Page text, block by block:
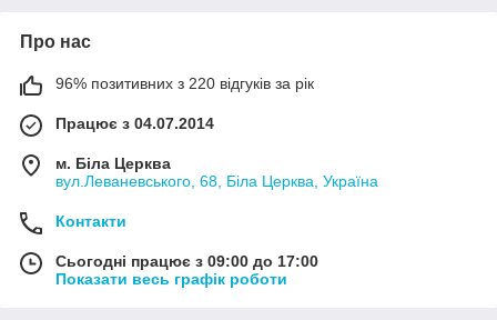
Про нас
96% позитивних з 220 відгуків за рік
Працює з 04.07.2014
м. Біла Церква
вул.Леваневського, 68, Біла Церква, Україна
Контакти
Сьогодні працює з 09:00 до 17:00
Показати весь графік роботи